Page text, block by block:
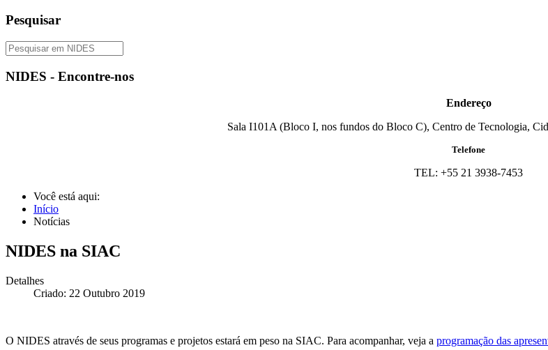
Pesquisar
NIDES - Encontre-nos
Endereço
Sala I101A (Bloco I, nos fundos do Bloco C), Centro de Tecnologia,
Telefone
TEL: +55 21 3938-7453
Você está aqui:
Início
Notícias
NIDES na SIAC
Detalhes
Criado: 22 Outubro 2019
O NIDES através de seus programas e projetos estará em peso na SIAC. Para acompanhar, veja a programação das